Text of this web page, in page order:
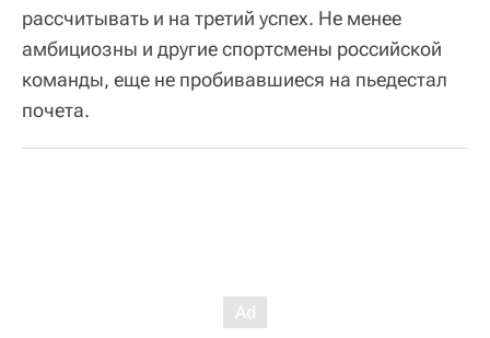
рассчитывать и на третий успех. Не менее
амбициозны и другие спортсмены российской
команды, еще не пробивавшиеся на пьедестал
почета.